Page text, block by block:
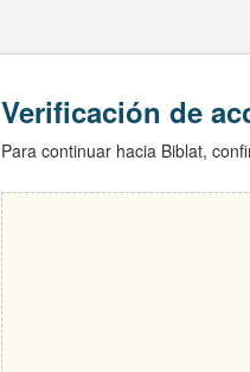
Verificación de
Para continuar hacia Biblat,